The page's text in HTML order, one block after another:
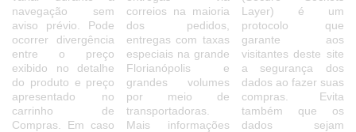
navegação sem
aviso prévio. Pode
ocorrer divergência
entre o preço
exibido no detalhe
do produto e preço
apresentado no
carrinho de
Compras. Em caso
correios na maioria
dos pedidos,
entregas com taxas
especiais na grande
Florianópolis e
grandes volumes
por meio de
transportadoras.
Mais informações
Layer) é um
protocolo que
garante aos
visitantes deste site
a segurança dos
dados ao fazer suas
compras. Evita
também que os
dados sejam